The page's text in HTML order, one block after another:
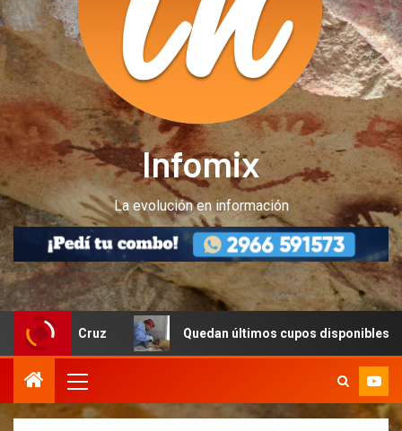
Infomix
La evolución en información
Cruz Quedan últimos cupos disponibles para